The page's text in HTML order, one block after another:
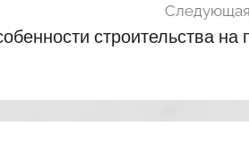
Следующая
строительства на